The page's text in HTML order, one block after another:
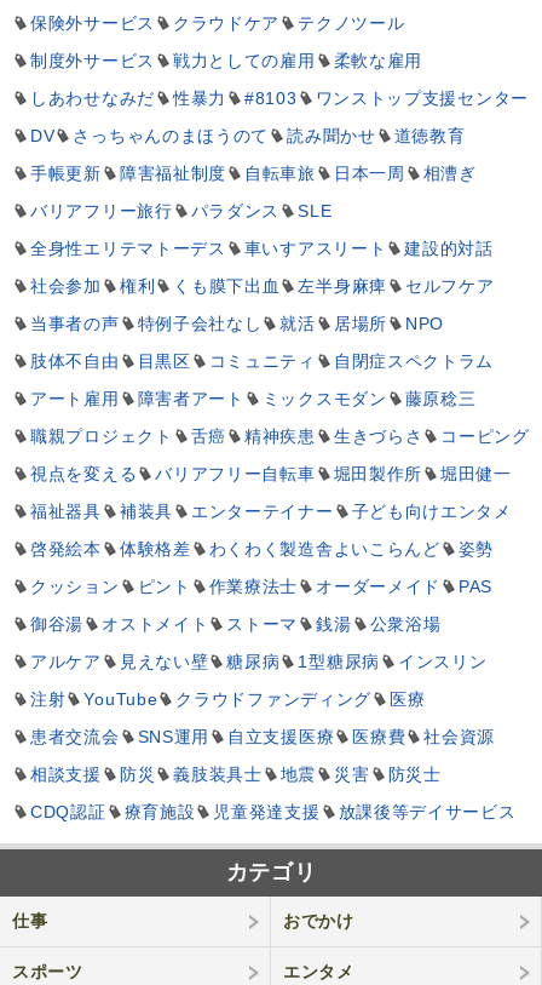
保険外サービス
クラウドケア
テクノツール
制度外サービス
戦力としての雇用
柔軟な雇用
しあわせなみだ
性暴力 #8103
ワンストップ支援センター
DV
さっちゃんのまほうのて 読み聞かせ
道徳教育
手帳更新
障害福祉制度 自転車旅 日本一周
相漕ぎ
バリアフリー旅行
パラダンス
SLE
全身性エリテマトーデス
車いすアスリート
建設的対話
社会参加
権利 くも膜下出血 左半身麻痺
セルフケア
当事者の声
特例子会社なし 就活 居場所
NPO
肢体不自由
目黒区 コミュニティ
自閉症スペクトラム
アート雇用
障害者アート ミックスモダン
藤原稔三
職親プロジェクト
舌癌 精神疾患 生きづらさ
コーピング
視点を変える
バリアフリー自転車 堀田製作所
堀田健一
福祉器具
補装具 エンターテイナー
子ども向けエンタメ
啓発絵本
体験格差 わくわく製造舎よいこらんど
姿勢
クッション
ピント 作業療法士 オーダーメイド
PAS
御谷湯
オストメイト ストーマ 銭湯
公衆浴場
アルケア
見えない壁 糖尿病 1型糖尿病
インスリン
注射
YouTube クラウドファンディング
医療
患者交流会
SNS運用 自立支援医療 医療費
社会資源
相談支援
防災 義肢装具士 地震 災害
防災士
CDQ認証
療育施設 児童発達支援 放課後等デイサービス
カテゴリ
仕事 おでかけ
スポーツ エンタメ